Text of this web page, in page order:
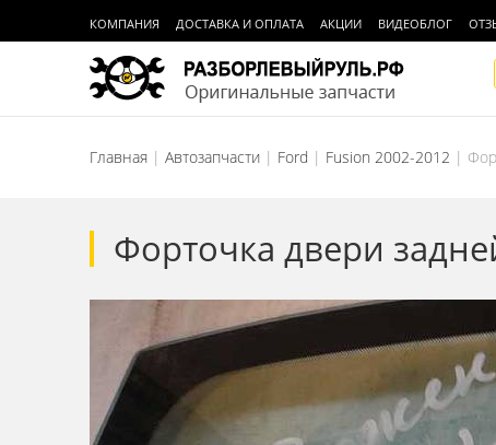
КОМПАНИЯ ДОСТАВКА И ОПЛАТА АКЦИИ ВИДЕОБЛОГ
Главная Автозапчасти Ford Fusion 2002-2012
Форточка двери